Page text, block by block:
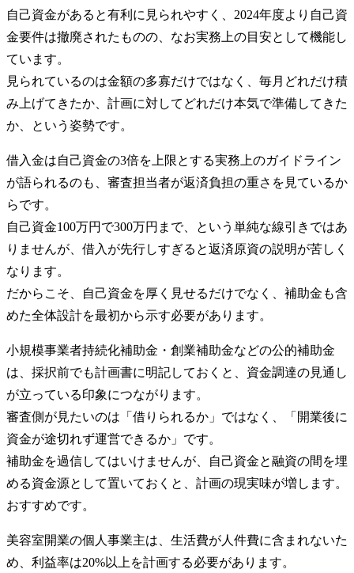
自己資金があると有利に見られやすく、2024年度より自己資
金要件は撤廃されたものの、なお実務上の目安として機能し
ています。
見られているのは金額の多寡だけではなく、毎月どれだけ積
み上げてきたか、計画に対してどれだけ本気で準備してきた
か、という姿勢です。
借入金は自己資金の3倍を上限とする実務上のガイドライン
が語られるのも、審査担当者が返済負担の重さを見ているか
らです。
自己資金100万円で300万円まで、という単純な線引きではあ
りませんが、借入が先行しすぎると返済原資の説明が苦しく
なります。
だからこそ、自己資金を厚く見せるだけでなく、補助金も含
めた全体設計を最初から示す必要があります。
小規模事業者持続化補助金・創業補助金などの公的補助金
は、採択前でも計画書に明記しておくと、資金調達の見通し
が立っている印象につながります。
審査側が見たいのは「借りられるか」ではなく、「開業後に
資金が途切れず運営できるか」です。
補助金を過信してはいけませんが、自己資金と融資の間を埋
める資金源として置いておくと、計画の現実味が増します。
おすすめです。
美容室開業の個人事業主は、生活費が人件費に含まれないた
め、利益率は20%以上を計画する必要があります。